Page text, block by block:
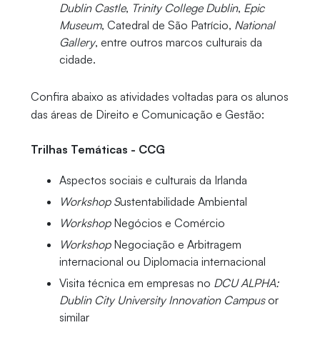
Dublin Castle, Trinity College Dublin, Epic
Museum, Catedral de São Patrício, National
Gallery, entre outros marcos culturais da
cidade.
Confira abaixo as atividades voltadas para os alunos
das áreas de Direito e Comunicação e Gestão:
Trilhas Temáticas - CCG
Aspectos sociais e culturais da Irlanda
Workshop Sustentabilidade Ambiental
Workshop Negócios e Comércio
Workshop Negociação e Arbitragem
internacional ou Diplomacia internacional
Visita técnica em empresas no DCU ALPHA:
Dublin City University Innovation Campusor
similar